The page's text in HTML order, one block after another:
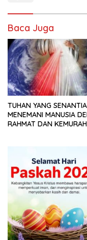
Baca Juga
TUHAN YANG
MENEMANI MANUSIA
RAHMAT DAN